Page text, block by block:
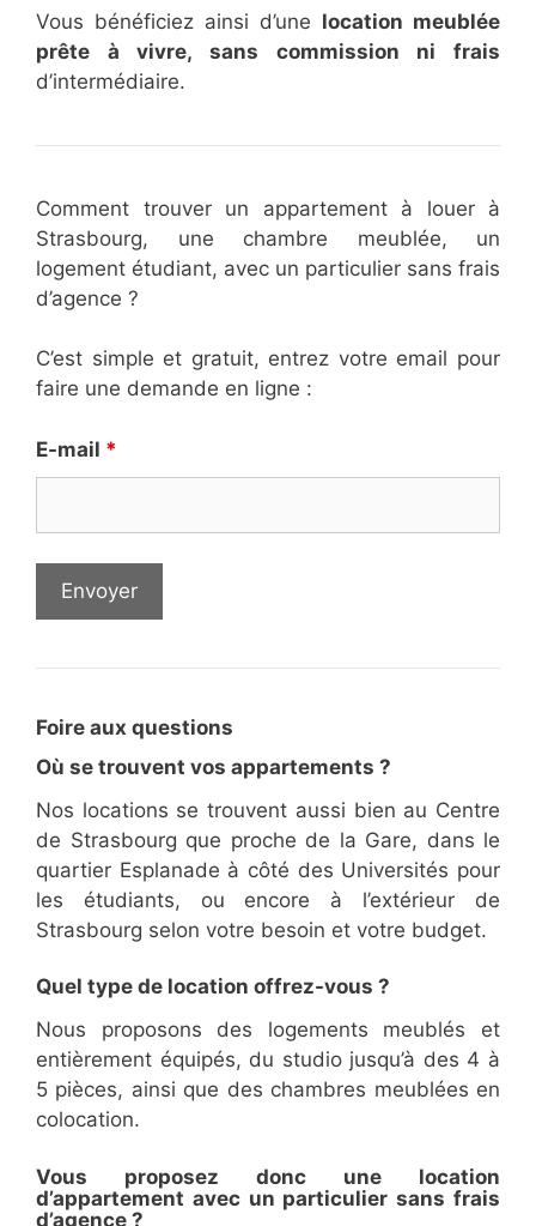
Vous bénéficiez ainsi d’une location meublée
prête à vivre, sans commission ni frais
d’intermédiaire.
Comment trouver un appartement à louer à
Strasbourg, une chambre meublée, un
logement étudiant, avec un particulier sans frais
d’agence ?
C’est simple et gratuit, entrez votre email pour
faire une demande en ligne :
E-mail *
Foire aux questions
Où se trouvent vos appartements ?
Nos locations se trouvent aussi bien au Centre
de Strasbourg que proche de la Gare, dans le
quartier Esplanade à côté des Universités pour
les étudiants, ou encore à l’extérieur de
Strasbourg selon votre besoin et votre budget.
Quel type de location offrez-vous ?
Nous proposons des logements meublés et
entièrement équipés, du studio jusqu’à des 4 à
5 pièces, ainsi que des chambres meublées en
colocation.
Vous proposez donc une location
d’appartement avec un particulier sans frais
d’agence ?